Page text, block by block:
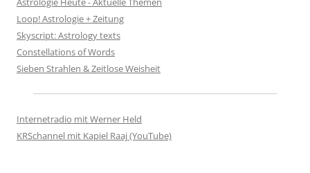
Loop! Astrologie + Zeitung
Skyscript: Astrology texts
Constellations of Words
Sieben Strahlen & Zeitlose Weisheit
Internetradio mit Werner Held
KRSchannel mit Kapiel Raaj (YouTube)